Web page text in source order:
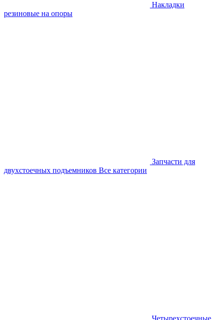
Накладки
резиновые на опоры
Запчасти для
двухстоечных подъемников Все категории
Четырехстоечные